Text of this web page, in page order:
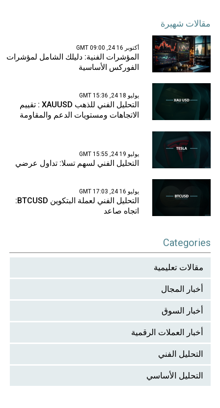
مقالات شهيرة
أكتوبر 16 24, 09:00 GMT
المؤشرات الفنية: دليلك الشامل لمؤشرات
الفوركس الأساسية
يوليو 18 24, 15:36 GMT
التحليل الفني للذهب XAUUSD : تقييم
الاتجاهات ومستويات الدعم والمقاومة
يوليو 19 24, 15:55 GMT
التحليل الفني لسهم تسلا: تداول عرضي
يوليو 16 24, 17:03 GMT
التحليل الفني لعملة البتكوين BTCUSD:
اتجاه صاعد
Categories
مقالات تعليمية
أخبار المجال
أخبار السوق
أخبار العملات الرقمية
التحليل الفني
التحليل الأساسي